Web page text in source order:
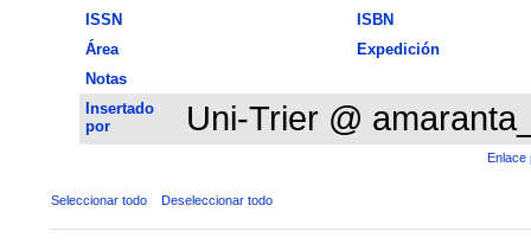
ISSN
ISBN
Área
Expedición
Notas
Insertado
por
Uni-Trier @
Enlace
Seleccionar todo Deseleccionar todo